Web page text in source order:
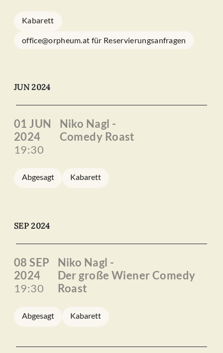
Kabarett
office@orpheum.at für Reservierungsanfragen
JUN 2024
01 JUN
2024
19:30
Niko Nagl -
Comedy Roast
Abgesagt Kabarett
SEP 2024
08 SEP
2024
19:30
Niko Nagl -
Der große Wiener Comedy
Roast
Abgesagt Kabarett